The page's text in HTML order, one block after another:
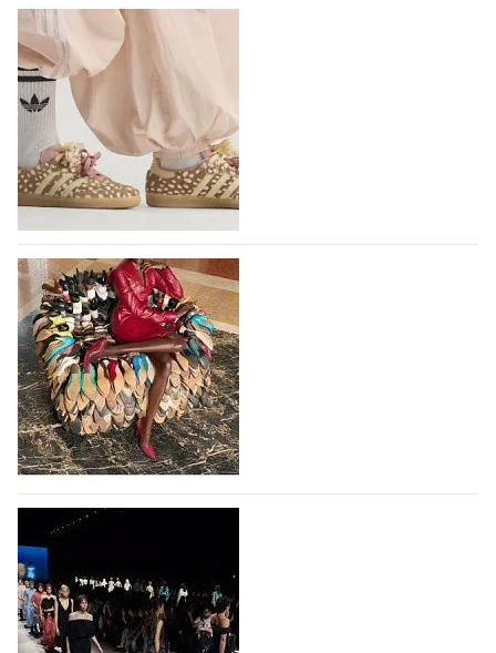
В следующем году итальянский бренд
IGI&CO отметит свое 25-летие
Компания IGI&CO была основана в 2002 году как
проект, посвященный здоровью,
высокотехнологичным продуктам, стилистическим
исследованиям и итальянскому…
10.08.2026 187
Вышли новые кроссовки Adidas Samba в
принте, имитирующем шкуру оленя
Использование анималистичных принтов в дизайне
кроссовок Adidas Samba началось с выпуска
коллаборации Adidas и Wales Bonner, в 2023 году
немецкий бренд выпустил кроссовки Samba в
леопардовом принте, и они имели…
10.08.2026 739
Итальянская Ferragamo вернулась к
прибыльности в первом полугодии 2026
года
Итальянская группа Ferragamo вернулась к